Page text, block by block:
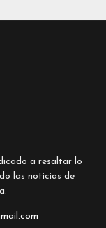
a resaltar lo
las noticias de